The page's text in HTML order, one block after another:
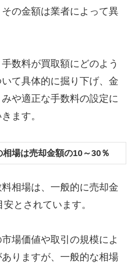
の金額は業者によって異
数料が買取額にどのよう
て具体的に掘り下げ、金
や適正な手数料の設定に
ます。
場は売却金額の10～30％
相場は、一般的に売却金
とされています。
場価値や取引の規模によ
りますが、一般的な相場